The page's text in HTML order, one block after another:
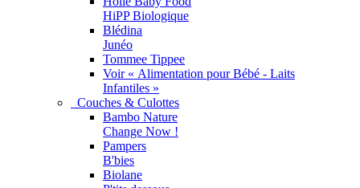
HiPP Biologique
Blédina
Junéo
Tommee Tippee
Voir « Alimentation pour Bébé - Laits
Infantiles »
Couches & Culottes
Bambo Nature
Change Now !
Pampers
B'bies
Biolane